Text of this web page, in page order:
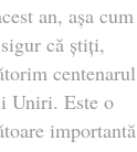
an, așa cum
că știți,
centenarul
Uniri. Este o
importantă